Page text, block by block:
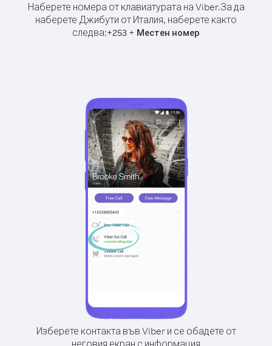
Наберете номера от клавиатурата на Viber.За да
наберете Джибути от Италия, наберете както
следва:+253 + Местен номер
Изберете контакта във Viber и се обадете от
неговия екран с информация